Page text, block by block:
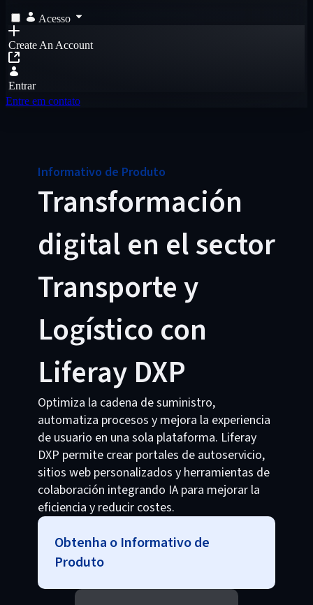
Acesso
Create An Account
Entrar
Entre em contato
Informativo de Produto
Transformación
digital en el sector
Transporte y
Logístico con
Liferay DXP
Optimiza la cadena de suministro,
automatiza procesos y mejora la experiencia
de usuario en una sola plataforma. Liferay
DXP permite crear portales de autoservicio,
sitios web personalizados y herramientas de
colaboración integrando IA para mejorar la
eficiencia y reducir costes.
Obtenha o Informativo de
Produto